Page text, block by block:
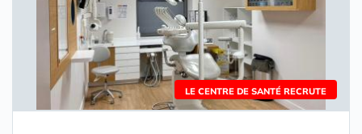
LE CENTRE DE SANTÉ RECRUTE